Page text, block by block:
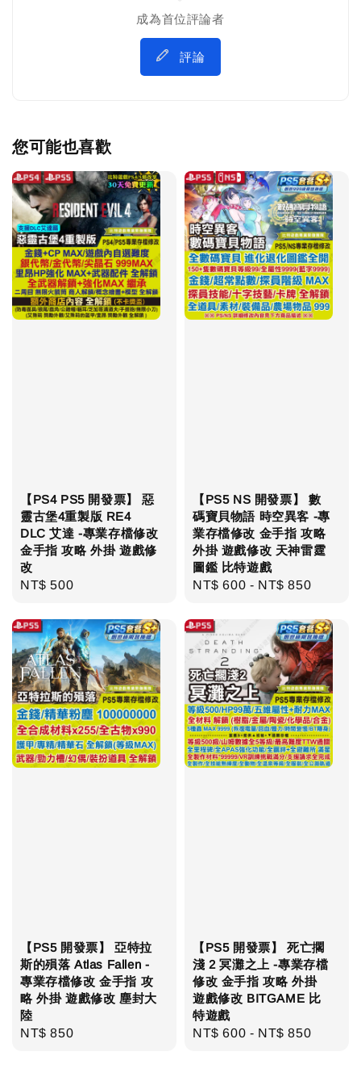
成為首位評論者
評論
您可能也喜歡
【PS4 PS5 開發票】 惡
靈古堡4重製版 RE4
DLC 艾達 -專業存檔修改
金手指 攻略 外掛 遊戲修
改
Regular
NT$ 500
【PS5 NS 開發票】 數
碼寶貝物語 時空異客 -專
業存檔修改 金手指 攻略
外掛 遊戲修改 天神雷霆
圖鑑 比特遊戲
Regular
NT$ 600 - NT$ 850
【PS5 開發票】 亞特拉
斯的殞落 Atlas Fallen -
專業存檔修改 金手指 攻
略 外掛 遊戲修改 塵封大
陸
Regular
NT$ 850
【PS5 開發票】 死亡擱
淺 2 冥灘之上 -專業存檔
修改 金手指 攻略 外掛
遊戲修改 BITGAME 比
特遊戲
Regular
NT$ 600 - NT$ 850